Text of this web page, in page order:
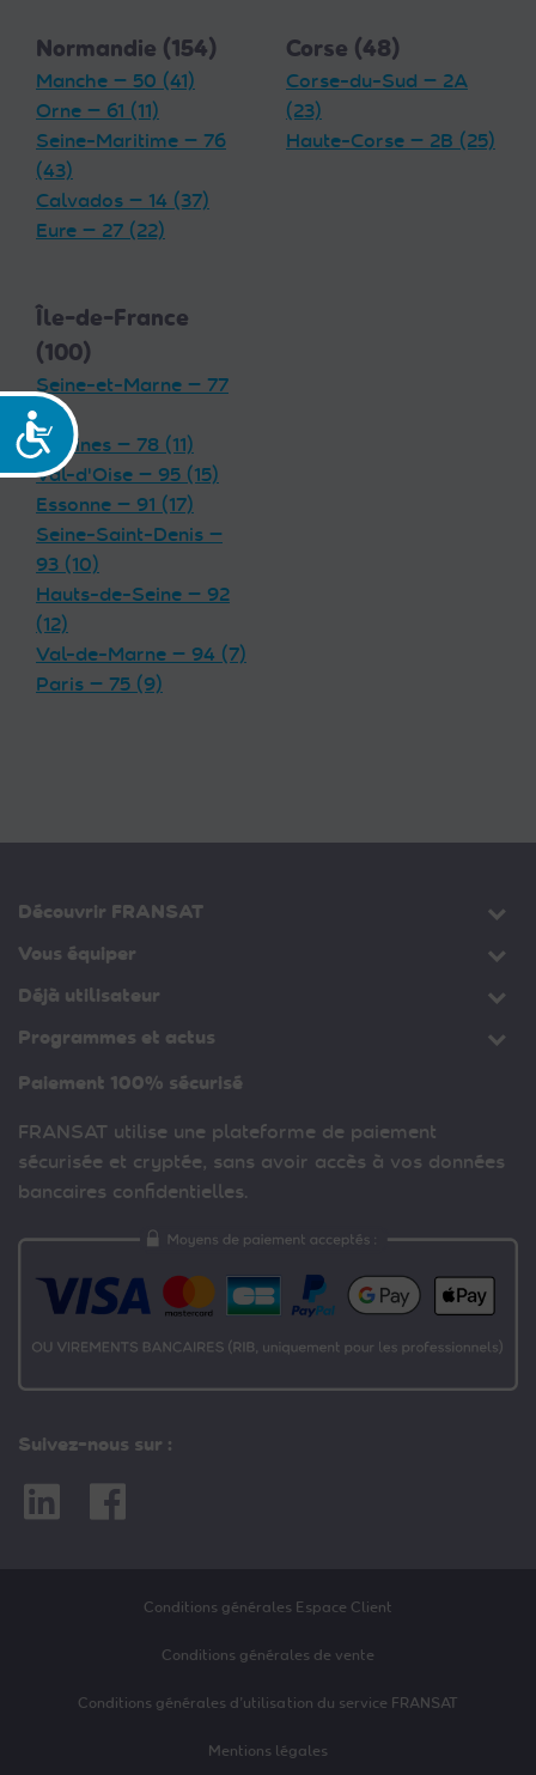
Accessibilité
Normandie (154)
Manche — 50 (41)
Orne — 61 (11)
Seine-Maritime — 76
(43)
Calvados — 14 (37)
Eure — 27 (22)
Corse (48)
Corse-du-Sud — 2A
(23)
Haute-Corse — 2B (25)
Île-de-France
(100)
Seine-et-Marne — 77
(19)
Yvelines — 78 (11)
Val-d'Oise — 95 (15)
Essonne — 91 (17)
Seine-Saint-Denis —
93 (10)
Hauts-de-Seine — 92
(12)
Val-de-Marne — 94 (7)
Paris — 75 (9)
Découvrir FRANSAT
Vous équiper
Déjà utilisateur
Programmes et actus
Paiement 100% sécurisé
FRANSAT utilise une plateforme de paiement
sécurisée et cryptée, sans avoir accès à vos données
bancaires confidentielles.
Suivez-nous sur :
LinkedinFacebook
Conditions générales Espace Client
Conditions générales de vente
Conditions générales d’utilisation du service FRANSAT
Mentions légales